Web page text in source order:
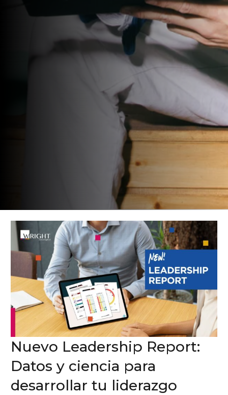
Nuevo Leadership Report:
Datos y ciencia para
desarrollar tu liderazgo